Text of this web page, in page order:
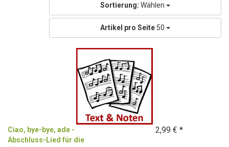
Sortierung: Wählen
Artikel pro Seite 50
Ciao, bye-bye, ade -
Abschluss-Lied für die
2,99 € *